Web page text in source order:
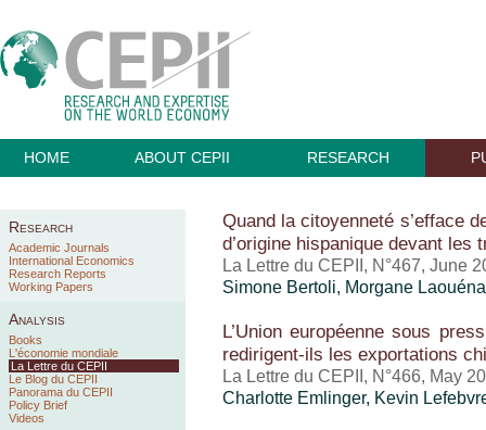
HOME ABOUT CEPII RESEARCH
Research
Academic Journals
International Economics
Research Reports
Working Papers
Analysis
Books
L'économie mondiale
La Lettre du CEPII
Le Blog du CEPII
Panorama du CEPII
Policy Brief
Videos
Quand la citoyenneté s’efface
d’origine hispanique devant les
La Lettre du CEPII, N°467, June
Simone Bertoli, Morgane
L’Union européenne sous
redirigent-ils les exportations
La Lettre du CEPII, N°466, May
Charlotte Emlinger, Kevin